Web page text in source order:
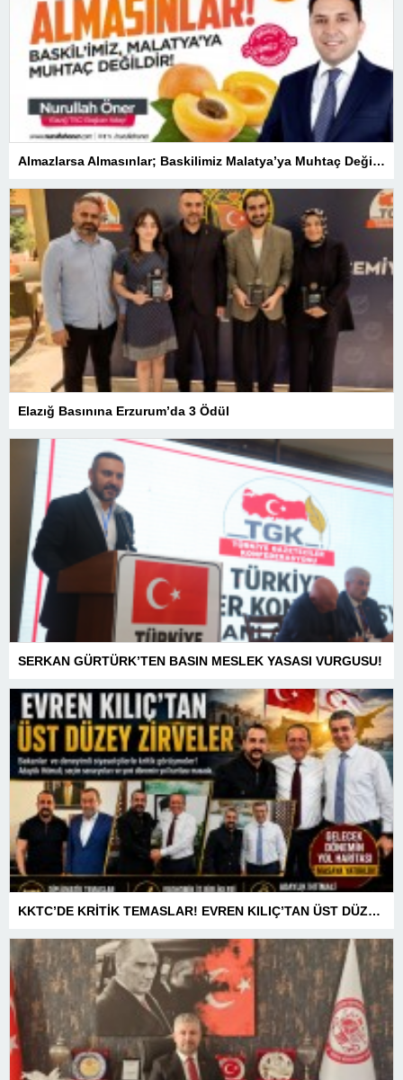
Almazlarsa Almasınlar; Baskilimiz Malatya’ya Muhtaç Değildir
Elazığ Basınına Erzurum’da 3 Ödül
SERKAN GÜRTÜRK’TEN BASIN MESLEK YASASI VURGUSU!
KKTC’DE KRİTİK TEMASLAR! EVREN KILIÇ’TAN ÜST DÜZEY ZİRVELER